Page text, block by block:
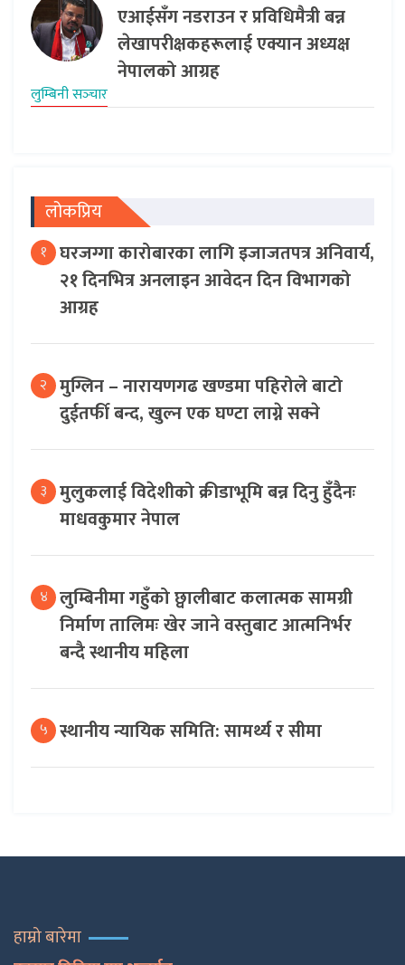
एआईसँग नडराउन र प्रविधिमैत्री बन्न
लेखापरीक्षकहरूलाई एक्यान अध्यक्ष
नेपालको आग्रह
लुम्बिनी सञ्‍चार
लोकप्रिय
१ घरजग्गा कारोबारका लागि इजाजतपत्र अनिवार्य,
२१ दिनभित्र अनलाइन आवेदन दिन विभागको
आग्रह
२ मुग्लिन – नारायणगढ खण्डमा पहिरोले बाटो
दुईतर्फी बन्द, खुल्न एक घण्टा लाग्ने सक्ने
३ मुलुकलाई विदेशीको क्रीडाभूमि बन्न दिनु हुँदैनः
माधवकुमार नेपाल
४ लुम्बिनीमा गहुँको छ्वालीबाट कलात्मक सामग्री
निर्माण तालिमः खेर जाने वस्तुबाट आत्मनिर्भर
बन्दै स्थानीय महिला
५ स्थानीय न्यायिक समिति: सामर्थ्य र सीमा
हाम्रो बारेमा